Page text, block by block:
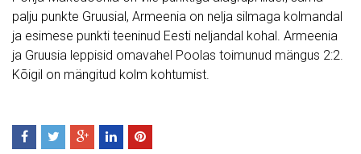
palju punkte Gruusial, Armeenia on nelja silmaga kolmandal
ja esimese punkti teeninud Eesti neljandal kohal. Armeenia
ja Gruusia leppisid omavahel Poolas toimunud mängus 2:2.
Kõigil on mängitud kolm kohtumist.